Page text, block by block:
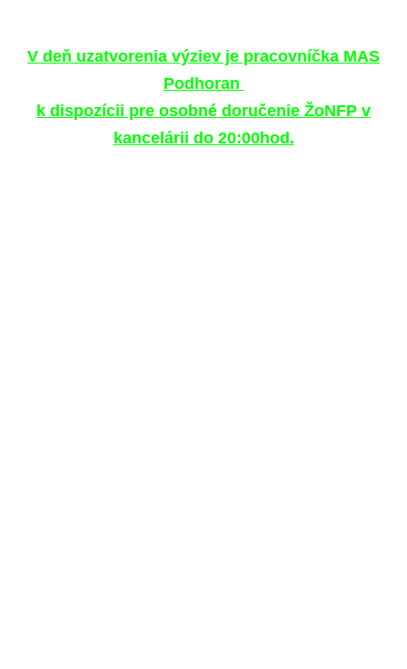
V deň uzatvorenia výziev je pracovníčka MAS
Podhoran
k dispozícii pre osobné doručenie ŽoNFP v
kancelárii do 20:00hod.